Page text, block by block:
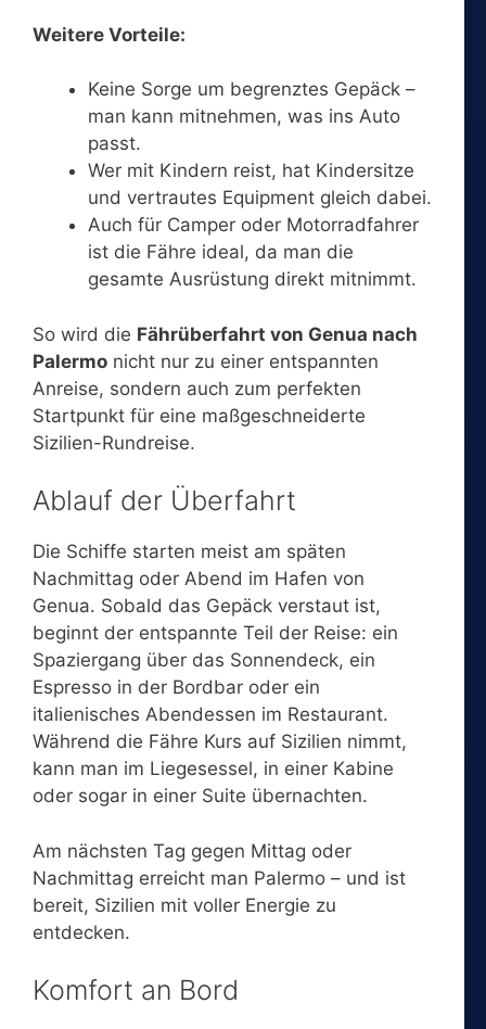
Weitere Vorteile:
Keine Sorge um begrenztes Gepäck –
man kann mitnehmen, was ins Auto
passt.
Wer mit Kindern reist, hat Kindersitze
und vertrautes Equipment gleich dabei.
Auch für Camper oder Motorradfahrer
ist die Fähre ideal, da man die
gesamte Ausrüstung direkt mitnimmt.
So wird die Fährüberfahrt von Genua nach
Palermo nicht nur zu einer entspannten
Anreise, sondern auch zum perfekten
Startpunkt für eine maßgeschneiderte
Sizilien-Rundreise.
Ablauf der Überfahrt
Die Schiffe starten meist am späten
Nachmittag oder Abend im Hafen von
Genua. Sobald das Gepäck verstaut ist,
beginnt der entspannte Teil der Reise: ein
Spaziergang über das Sonnendeck, ein
Espresso in der Bordbar oder ein
italienisches Abendessen im Restaurant.
Während die Fähre Kurs auf Sizilien nimmt,
kann man im Liegesessel, in einer Kabine
oder sogar in einer Suite übernachten.
Am nächsten Tag gegen Mittag oder
Nachmittag erreicht man Palermo – und ist
bereit, Sizilien mit voller Energie zu
entdecken.
Komfort an Bord